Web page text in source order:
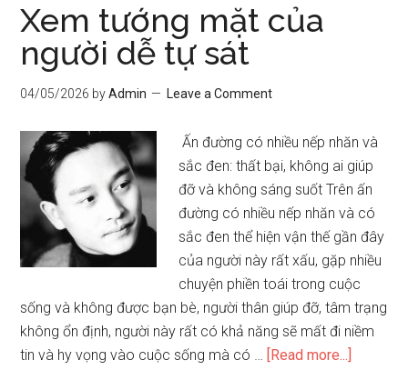
Xem tướng mặt của
người dễ tự sát
04/05/2026 byAdmin Leave a Comment
Ấn đường có nhiều nếp nhăn và
sắc đen: thất bại, không ai giúp
đỡ và không sáng suốt Trên ấn
đường có nhiều nếp nhăn và có
sắc đen thể hiện vận thế gần đây
của người này rất xấu, gặp nhiều
chuyện phiền toái trong cuộc
sống và không được bạn bè, người thân giúp đỡ, tâm trạng
không ổn định, người này rất có khả năng sẽ mất đi niềm
tin và hy vọng vào cuộc sống mà có … [Read more...]